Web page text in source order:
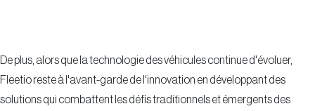
De plus, alors que la technologie des véhicules continue d'évoluer,
Fleetio reste à l'avant-garde de l'innovation en développant des
solutions qui combattent les défis traditionnels et émergents des